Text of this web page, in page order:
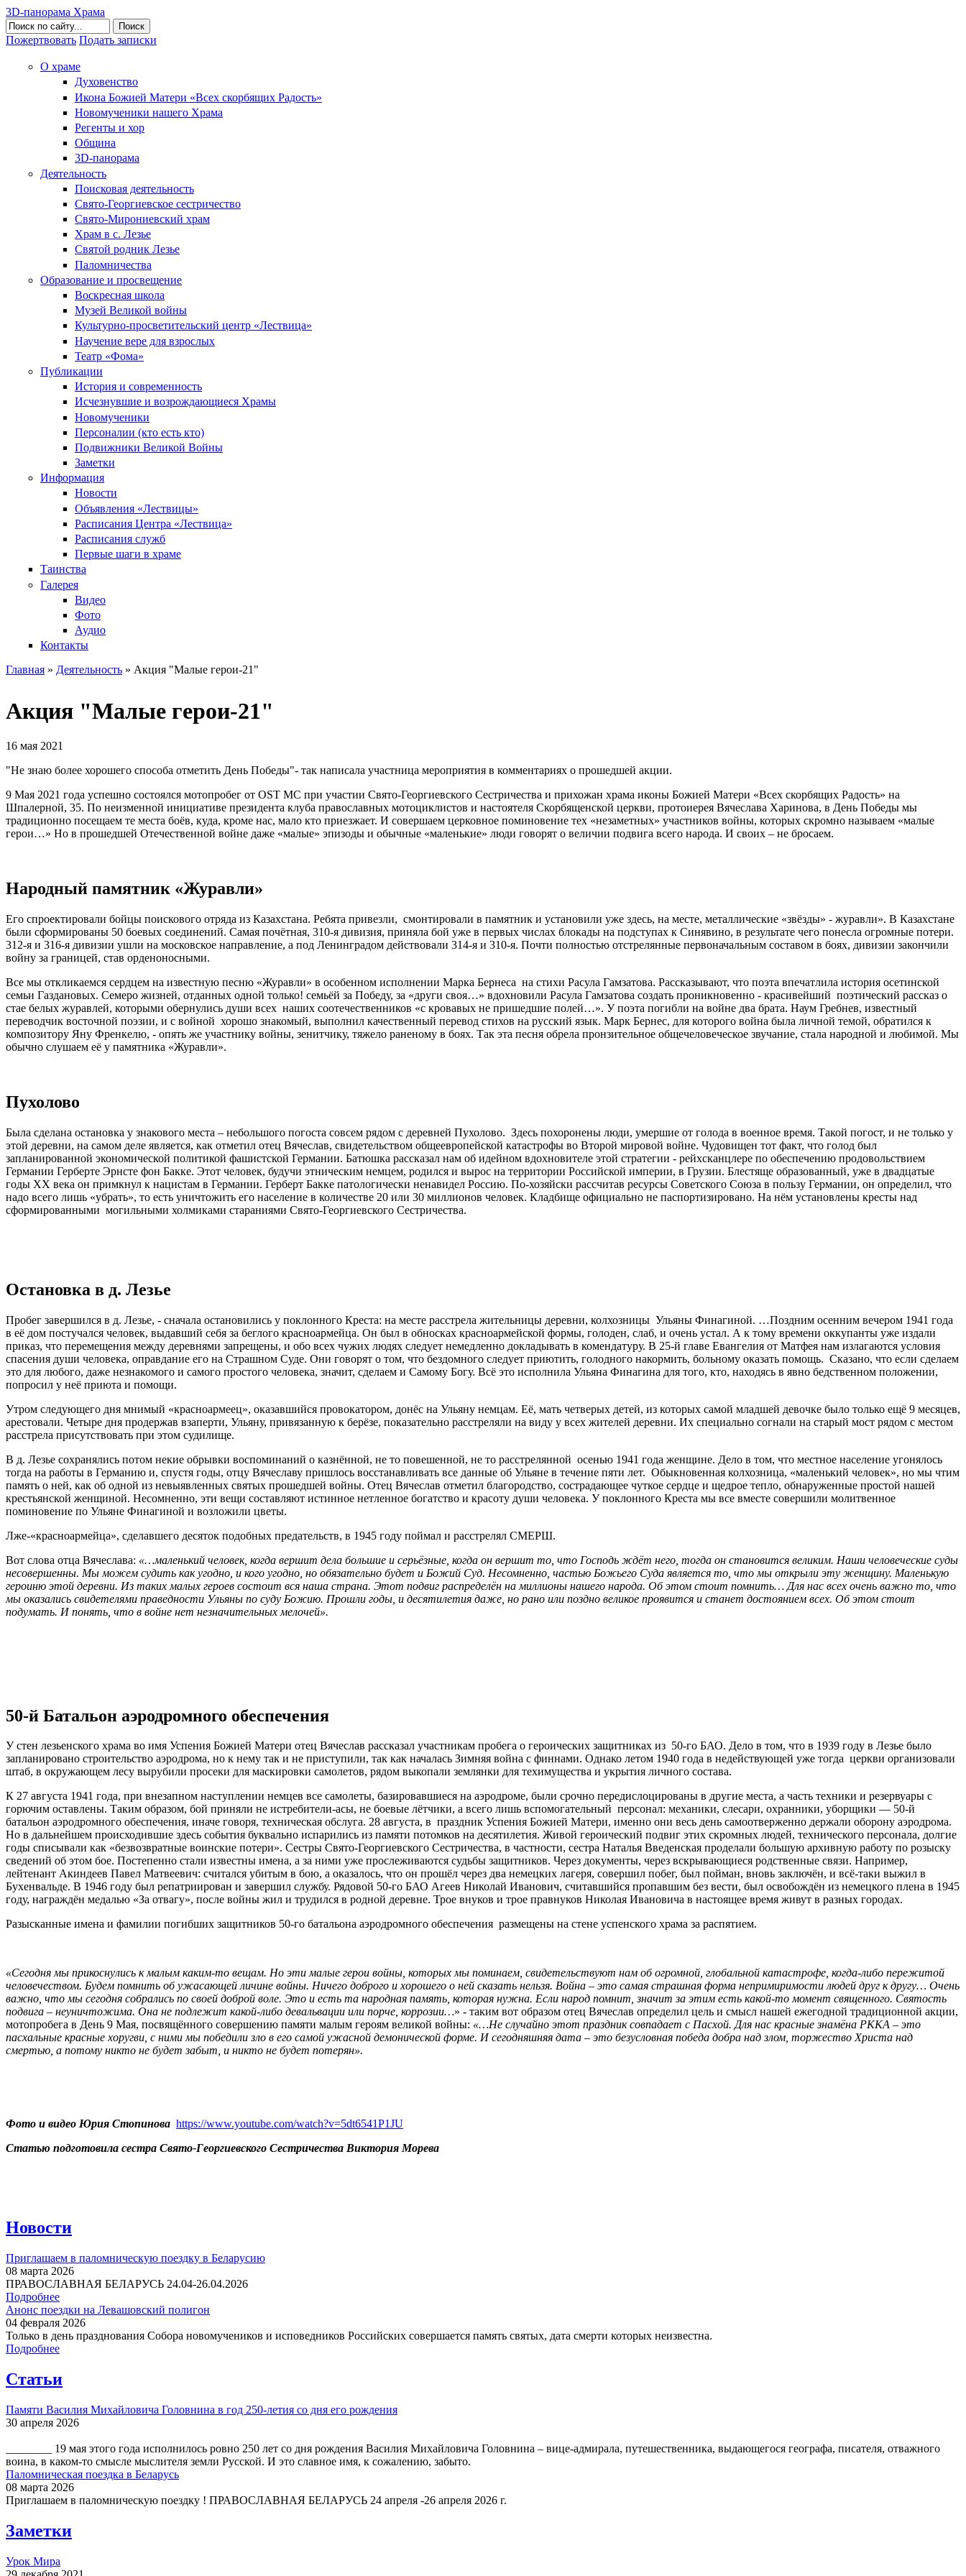
3D-панорама Храма
Поиск
Пожертвовать Подать записки
О храме
Духовенство
Икона Божией Матери «Всех скорбящих Радость»
Новомученики нашего Храма
Регенты и хор
Община
3D-панорама
Деятельность
Поисковая деятельность
Свято-Георгиевское сестричество
Свято-Мирониевский храм
Храм в с. Лезье
Святой родник Лезье
Паломничества
Образование и просвещение
Воскресная школа
Музей Великой войны
Культурно-просветительский центр «Лествица»
Научение вере для взрослых
Театр «Фома»
Публикации
История и современность
Исчезнувшие и возрождающиеся Храмы
Новомученики
Персоналии (кто есть кто)
Подвижники Великой Войны
Заметки
Информация
Новости
Объявления «Лествицы»
Расписания Центра «Лествица»
Расписания служб
Первые шаги в храме
Таинства
Галерея
Видео
Фото
Аудио
Контакты
Главная » Деятельность » Акция "Малые герои-21"
Акция "Малые герои-21"
16 мая 2021
"Не знаю более хорошего способа отметить День Победы"- так написала участница мероприятия в комментариях о прошедшей акции.
9 Мая 2021 года успешно состоялся мотопробег от OST MC при участии Свято-Георгиевского Сестричества и прихожан храма иконы Божией Матери «Всех скорбящих Радость» на
Шпалерной, 35. По неизменной инициативе президента клуба православных мотоциклистов и настоятеля Скорбященской церкви, протоиерея Вячеслава Харинова, в День Победы мы
традиционно посещаем те места боёв, куда, кроме нас, мало кто приезжает. И совершаем церковное поминовение тех «незаметных» участников войны, которых скромно называем «малые
герои…» Но в прошедшей Отечественной войне даже «малые» эпизоды и обычные «маленькие» люди говорят о величии подвига всего народа. И своих – не бросаем.
Народный памятник «Журавли»
Его спроектировали бойцы поискового отряда из Казахстана. Ребята привезли, смонтировали в памятник и установили уже здесь, на месте, металлические «звёзды» - журавли». В Казахстане
были сформированы 50 боевых соединений. Самая почётная, 310-я дивизия, приняла бой уже в первых числах блокады на подступах к Синявино, в результате чего понесла огромные потери.
312-я и 316-я дивизии ушли на московское направление, а под Ленинградом действовали 314-я и 310-я. Почти полностью отстрелянные первоначальным составом в боях, дивизии закончили
войну за границей, став орденоносными.
Все мы откликаемся сердцем на известную песню «Журавли» в особенном исполнении Марка Бернеса на стихи Расула Гамзатова. Рассказывают, что поэта впечатлила история осетинской
семьи Газдановых. Семеро жизней, отданных одной только! семьёй за Победу, за «други своя…» вдохновили Расула Гамзатова создать проникновенно - красивейший поэтический рассказ о
стае белых журавлей, которыми обернулись души всех наших соотечественников «с кровавых не пришедшие полей…». У поэта погибли на войне два брата. Наум Гребнев, известный
переводчик восточной поэзии, и с войной хорошо знакомый, выполнил качественный перевод стихов на русский язык. Марк Бернес, для которого война была личной темой, обратился к
композитору Яну Френкелю, - опять же участнику войны, зенитчику, тяжело раненому в боях. Так эта песня обрела пронзительное общечеловеческое звучание, стала народной и любимой. Мы
обычно слушаем её у памятника «Журавли».
Пухолово
Была сделана остановка у знакового места – небольшого погоста совсем рядом с деревней Пухолово. Здесь похоронены люди, умершие от голода в военное время. Такой погост, и не только у
этой деревни, на самом деле является, как отметил отец Вячеслав, свидетельством общеевропейской катастрофы во Второй мировой войне. Чудовищен тот факт, что голод был
запланированной экономической политикой фашистской Германии. Батюшка рассказал нам об идейном вдохновителе этой стратегии - рейхсканцлере по обеспечению продовольствием
Германии Герберте Эрнсте фон Бакке. Этот человек, будучи этническим немцем, родился и вырос на территории Российской империи, в Грузии. Блестяще образованный, уже в двадцатые
годы XX века он примкнул к нацистам в Германии. Герберт Бакке патологически ненавидел Россию. По-хозяйски рассчитав ресурсы Советского Союза в пользу Германии, он определил, что
надо всего лишь «убрать», то есть уничтожить его население в количестве 20 или 30 миллионов человек. Кладбище официально не паспортизировано. На нём установлены кресты над
сформированными могильными холмиками стараниями Свято-Георгиевского Сестричества.
Остановка в д. Лезье
Пробег завершился в д. Лезье, - сначала остановились у поклонного Креста: на месте расстрела жительницы деревни, колхозницы Ульяны Финагиной. …Поздним осенним вечером 1941 года
в её дом постучался человек, выдавший себя за беглого красноармейца. Он был в обносках красноармейской формы, голоден, слаб, и очень устал. А к тому времени оккупанты уже издали
приказ, что перемещения между деревнями запрещены, и обо всех чужих людях следует немедленно докладывать в комендатуру. В 25-й главе Евангелия от Матфея нам излагаются условия
спасения души человека, оправдание его на Страшном Суде. Они говорят о том, что бездомного следует приютить, голодного накормить, больному оказать помощь. Сказано, что если сделаем
это для любого, даже незнакомого и самого простого человека, значит, сделаем и Самому Богу. Всё это исполнила Ульяна Финагина для того, кто, находясь в явно бедственном положении,
попросил у неё приюта и помощи.
Утром следующего дня мнимый «красноармеец», оказавшийся провокатором, донёс на Ульяну немцам. Её, мать четверых детей, из которых самой младшей девочке было только ещё 9 месяцев,
арестовали. Четыре дня продержав взаперти, Ульяну, привязанную к берёзе, показательно расстреляли на виду у всех жителей деревни. Их специально согнали на старый мост рядом с местом
расстрела присутствовать при этом судилище.
В д. Лезье сохранялись потом некие обрывки воспоминаний о казнённой, не то повешенной, не то расстрелянной осенью 1941 года женщине. Дело в том, что местное население угонялось
тогда на работы в Германию и, спустя годы, отцу Вячеславу пришлось восстанавливать все данные об Ульяне в течение пяти лет. Обыкновенная колхозница, «маленький человек», но мы чтим
память о ней, как об одной из невыявленных святых прошедшей войны. Отец Вячеслав отметил благородство, сострадающее чуткое сердце и щедрое тепло, обнаруженные простой нашей
крестьянской женщиной. Несомненно, эти вещи составляют истинное нетленное богатство и красоту души человека. У поклонного Креста мы все вместе совершили молитвенное
поминовение по Ульяне Финагиной и возложили цветы.
Лже-«красноармейца», сделавшего десяток подобных предательств, в 1945 году поймал и расстрелял СМЕРШ.
Вот слова отца Вячеслава: «…маленький человек, когда вершит дела большие и серьёзные, когда он вершит то, что Господь ждёт него, тогда он становится великим. Наши человеческие суды
несовершенны. Мы можем судить как угодно, и кого угодно, но обязательно будет и Божий Суд. Несомненно, частью Божьего Суда является то, что мы открыли эту женщину. Маленькую
героиню этой деревни. Из таких малых героев состоит вся наша страна. Этот подвиг распределён на миллионы нашего народа. Об этом стоит помнить… Для нас всех очень важно то, что
мы оказались свидетелями праведности Ульяны по суду Божию. Прошли годы, и десятилетия даже, но рано или поздно великое проявится и станет достоянием всех. Об этом стоит
подумать. И понять, что в войне нет незначительных мелочей».
50-й Батальон аэродромного обеспечения
У стен лезьенского храма во имя Успения Божией Матери отец Вячеслав рассказал участникам пробега о героических защитниках из 50-го БАО. Дело в том, что в 1939 году в Лезье было
запланировано строительство аэродрома, но к нему так и не приступили, так как началась Зимняя война с финнами. Однако летом 1940 года в недействующей уже тогда церкви организовали
штаб, в окружающем лесу вырубили просеки для маскировки самолетов, рядом выкопали землянки для техимущества и укрытия личного состава.
К 27 августа 1941 года, при внезапном наступлении немцев все самолеты, базировавшиеся на аэродроме, были срочно передислоцированы в другие места, а часть техники и резервуары с
горючим оставлены. Таким образом, бой приняли не истребители-асы, не боевые лётчики, а всего лишь вспомогательный персонал: механики, слесари, охранники, уборщики — 50-й
батальон аэродромного обеспечения, иначе говоря, техническая обслуга. 28 августа, в праздник Успения Божией Матери, именно они весь день самоотверженно держали оборону аэродрома.
Но в дальнейшем происходившие здесь события буквально испарились из памяти потомков на десятилетия. Живой героический подвиг этих скромных людей, технического персонала, долгие
годы списывали как «безвозвратные воинские потери». Сестры Свято-Георгиевского Сестричества, в частности, сестра Наталья Введенская проделали большую архивную работу по розыску
сведений об этом бое. Постепенно стали известны имена, а за ними уже прослеживаются судьбы защитников. Через документы, через вскрывающиеся родственные связи. Например,
лейтенант Акиндеев Павел Матвеевич: считался убитым в бою, а оказалось, что он прошёл через два немецких лагеря, совершил побег, был пойман, вновь заключён, и всё-таки выжил в
Бухенвальде. В 1946 году был репатриирован и завершил службу. Рядовой 50-го БАО Агеев Николай Иванович, считавшийся пропавшим без вести, был освобождён из немецкого плена в 1945
году, награждён медалью «За отвагу», после войны жил и трудился в родной деревне. Трое внуков и трое правнуков Николая Ивановича в настоящее время живут в разных городах.
Разысканные имена и фамилии погибших защитников 50-го батальона аэродромного обеспечения размещены на стене успенского храма за распятием.
«Сегодня мы прикоснулись к малым каким-то вещам. Но эти малые герои войны, которых мы поминаем, свидетельствуют нам об огромной, глобальной катастрофе, когда-либо пережитой
человечеством. Будем помнить об ужасающей личине войны. Ничего доброго и хорошего о ней сказать нельзя. Война – это самая страшная форма непримиримости людей друг к другу… Очень
важно, что мы сегодня собрались по своей доброй воле. Это и есть та народная память, которая нужна. Если народ помнит, значит за этим есть какой-то момент священного. Святость
подвига – неуничтожима. Она не подлежит какой-либо девальвации или порче, коррозии…» - таким вот образом отец Вячеслав определил цель и смысл нашей ежегодной традиционной акции,
мотопробега в День 9 Мая, посвящённого совершению памяти малым героям великой войны: «…Не случайно этот праздник совпадает с Пасхой. Для нас красные знамёна РККА – это
пасхальные красные хоругви, с ними мы победили зло в его самой ужасной демонической форме. И сегодняшняя дата – это безусловная победа добра над злом, торжество Христа над
смертью, а потому никто не будет забыт, и никто не будет потерян».
Фото и видео Юрия Стопинова https://www.youtube.com/watch?v=5dt6541P1JU
Статью подготовила сестра Свято-Георгиевского Сестричества Виктория Морева
Новости
Приглашаем в паломническую поездку в Беларусию
08 марта 2026
ПРАВОСЛАВНАЯ БЕЛАРУСЬ 24.04-26.04.2026
Подробнее
Анонс поездки на Левашовский полигон
04 февраля 2026
Только в день празднования Собора новомучеников и исповедников Российских совершается память святых, дата смерти которых неизвестна.
Подробнее
Статьи
Памяти Василия Михайловича Головнина в год 250-летия со дня его рождения
30 апреля 2026
________ 19 мая этого года исполнилось ровно 250 лет со дня рождения Василия Михайловича Головнина – вице-адмирала, путешественника, выдающегося географа, писателя, отважного
воина, в каком-то смысле мыслителя земли Русской. И это славное имя, к сожалению, забыто.
Паломническая поездка в Беларусь
08 марта 2026
Приглашаем в паломническую поездку ! ПРАВОСЛАВНАЯ БЕЛАРУСЬ 24 апреля -26 апреля 2026 г.
Заметки
Урок Мира